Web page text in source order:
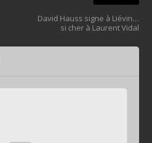
David Hauss signe à Liévin…
si cher à Laurent Vidal